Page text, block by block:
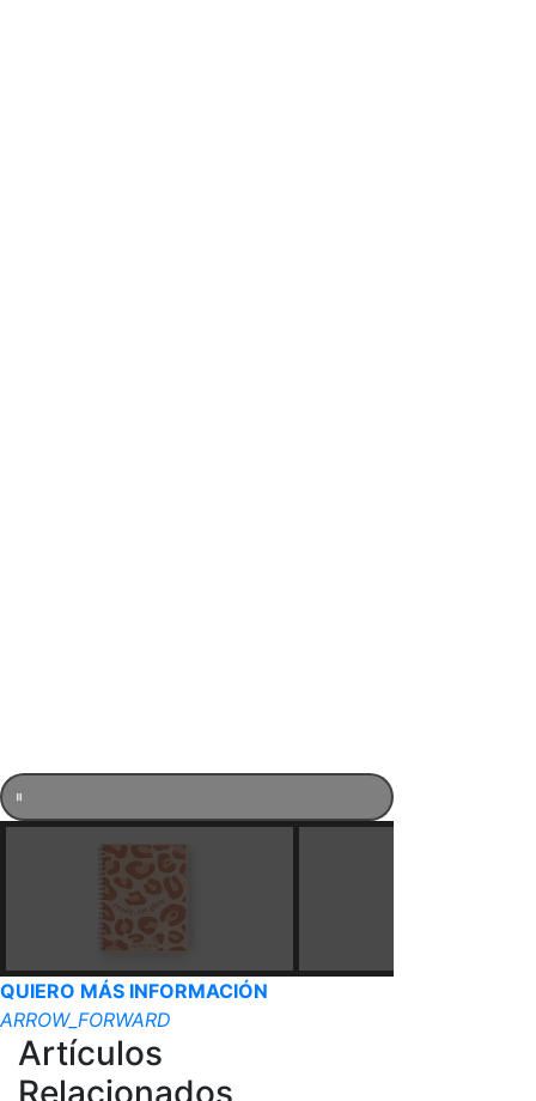
QUIERO MÁS INFORMACIÓN
ARROW_FORWARD
Artículos
Relacionados